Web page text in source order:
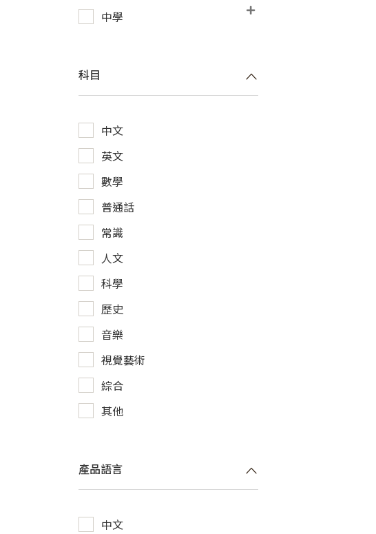
中學
科目
中文
英文
數學
普通話
常識
人文
科學
歷史
音樂
視覺藝術
綜合
其他
產品語言
中文